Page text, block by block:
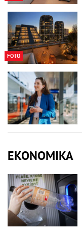
FOTO
EKONOMIKA